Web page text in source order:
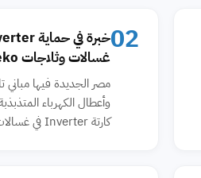
02
غسالات وثلاجات Beko
مصر الجديدة فيها
كارتة Inverter في غسالات وثلاجات Beko